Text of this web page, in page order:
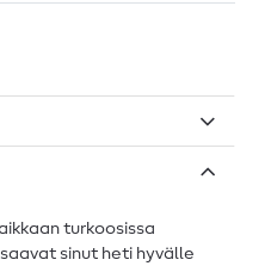
turkoosissa
sinut heti hyvälle